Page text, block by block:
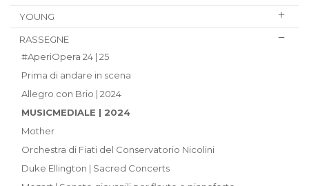
YOUNG
RASSEGNE
#AperiOpera 24 | 25
Prima di andare in scena
Allegro con Brio | 2024
MUSICMEDIALE | 2024
Mother
Orchestra di Fiati del Conservatorio Nicolini
Duke Ellington | Sacred Concerts